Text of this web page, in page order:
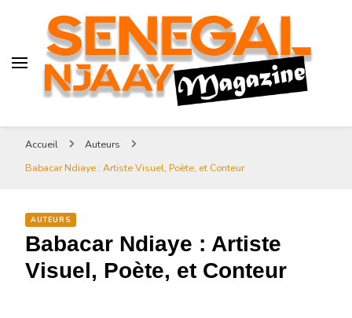
Senegal-njaay.com littérature
Africaine littérature sénégalaise
Art et Culture
Magazine Sénégal Njaay –
Senegal-njaay.com littérature
Africaine littérature
sénégalaise Art et Culture
revue littéraire africaine
Accueil
Auteurs
Babacar Ndiaye : Artiste Visuel, Poète, et Conteur
AUTEURS
Babacar Ndiaye : Artiste
Visuel, Poète, et Conteur